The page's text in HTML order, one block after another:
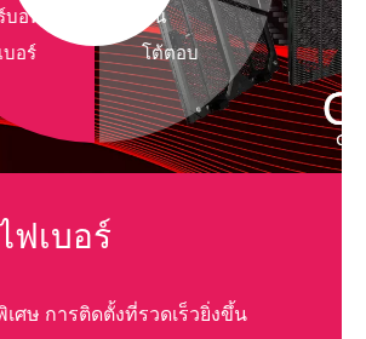
อน
บอร์
ชั้น
โต้ตอบ
ฟเบอร์
ศษ การติดตั้งที่รวดเร็วยิ่งขึ้น